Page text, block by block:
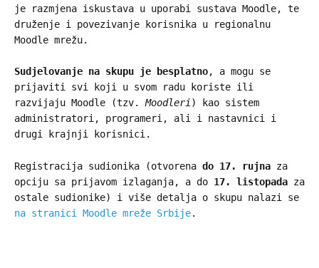
je razmjena iskustava u uporabi sustava Moodle, te
druženje i povezivanje korisnika u regionalnu
Moodle mrežu.
Sudjelovanje na skupu je besplatno, a mogu se
prijaviti svi koji u svom radu koriste ili
razvijaju Moodle (tzv.Moodleri) kao sistem
administratori, programeri, ali i nastavnici i
drugi krajnji korisnici.
Registracija sudionika (otvorena do 17. rujna za
opciju sa prijavom izlaganja, a do 17. listopada za
ostale sudionike) i više detalja o skupu nalazi se
na stranici Moodle mreže Srbije.